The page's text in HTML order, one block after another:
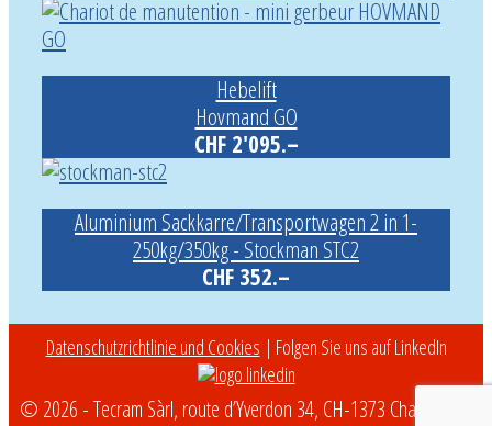
Hebelift
Hovmand GO
CHF 2'095.–
Aluminium Sackkarre/Transportwagen 2 in 1-
250kg/350kg - Stockman STC2
CHF 352.–
Datenschutzrichtlinie und Cookies | Folgen Sie uns auf LinkedIn
© 2026 - Tecram Sàrl, route d’Yverdon 34, CH-1373 Chavornay